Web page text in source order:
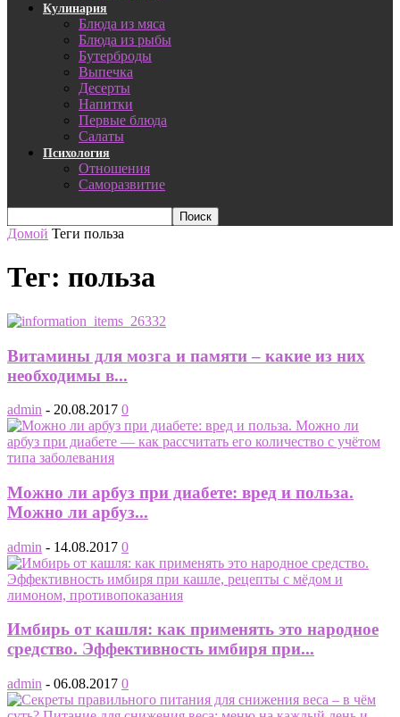
Кулинария
Блюда из мяса
Блюда из рыбы
Бутерброды
Выпечка
Десерты
Напитки
Первые блюда
Салаты
Психология
Отношения
Саморазвитие
Домой Теги польза
Тег: польза
Витамины для мозга и памяти – какие из них
необходимы в...
admin - 20.08.2017 0
Можно ли арбуз при диабете: вред и польза.
Можно ли арбуз...
admin - 14.08.2017 0
Имбирь от кашля: как применять это народное
средство. Эффективность имбиря при...
admin - 06.08.2017 0